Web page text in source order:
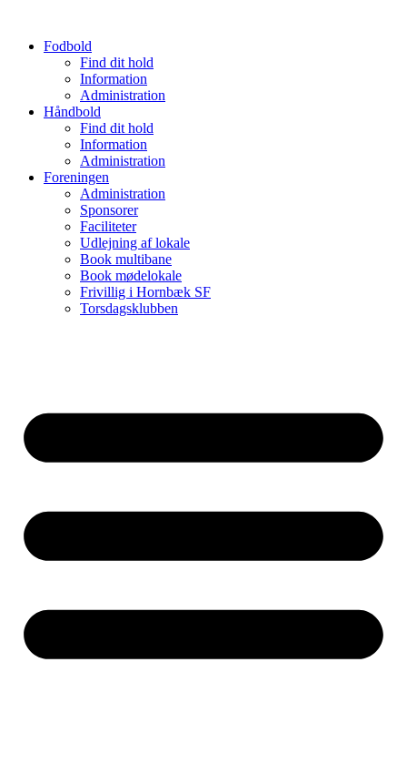
indholdFodbold
Find dit hold
Information
Administration
Håndbold
Find dit hold
Information
Administration
Foreningen
Administration
Sponsorer
Faciliteter
Udlejning af lokale
Book multibane
Book mødelokale
Frivillig i Hornbæk SF
Torsdagsklubben